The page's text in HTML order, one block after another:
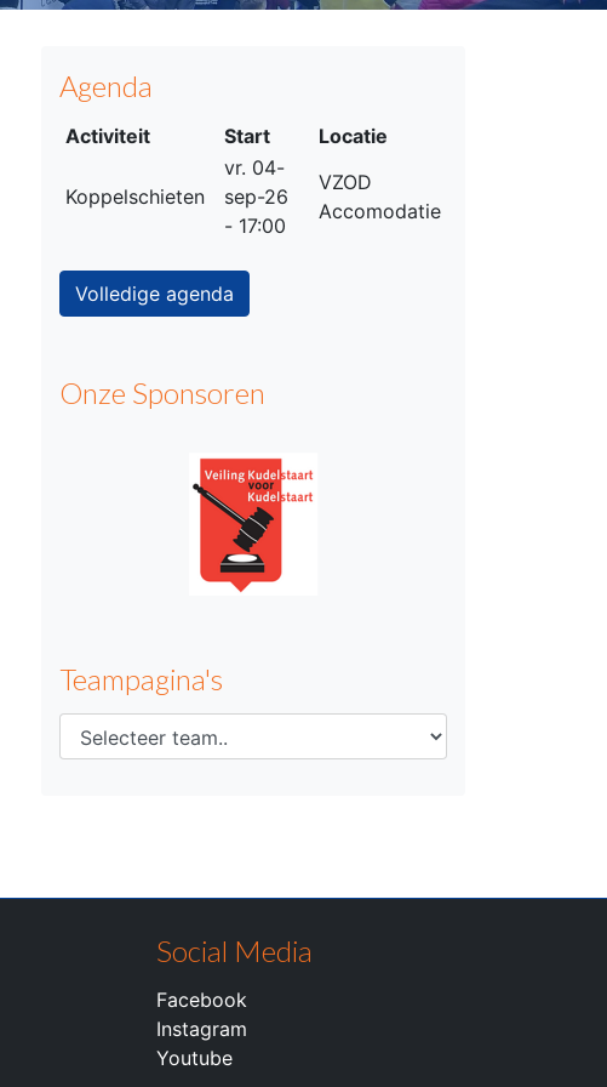
Agenda
Activiteit Start Locatie
Koppelschieten
vr. 04-
sep-26
- 17:00
VZOD
Accomodatie
Volledige agenda
Onze Sponsoren
Teampagina's
Social Media
Facebook
Instagram
Youtube